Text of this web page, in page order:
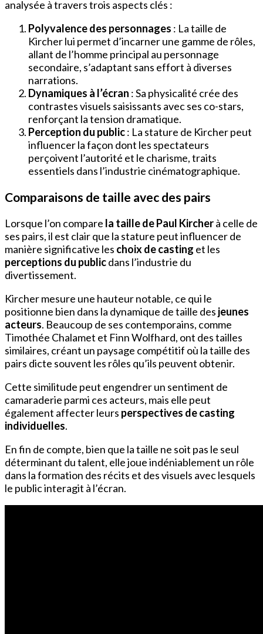
analysée à travers trois aspects clés :
Polyvalence des personnages : La taille de
Kircher lui permet d’incarner une gamme de rôles,
allant de l’homme principal au personnage
secondaire, s’adaptant sans effort à diverses
narrations.
Dynamiques à l’écran : Sa physicalité crée des
contrastes visuels saisissants avec ses co-stars,
renforçant la tension dramatique.
Perception du public: La stature de Kircher peut
influencer la façon dont les spectateurs
perçoivent l’autorité et le charisme, traits
essentiels dans l’industrie cinématographique.
Comparaisons de taille avec des pairs
Lorsque l’on compare la taille de Paul Kircherà celle de
ses pairs, il est clair que la stature peut influencer de
manière significative les choix de casting et les
perceptions du publicdans l’industrie du
divertissement.
Kircher mesure une hauteur notable, ce qui le
positionne bien dans la dynamique de taille des jeunes
acteurs. Beaucoup de ses contemporains, comme
Timothée Chalamet et Finn Wolfhard, ont des tailles
similaires, créant un paysage compétitif où la taille des
pairs dicte souvent les rôles qu’ils peuvent obtenir.
Cette similitude peut engendrer un sentiment de
camaraderie parmi ces acteurs, mais elle peut
également affecter leurs perspectives de casting
individuelles.
En fin de compte, bien que la taille ne soit pas le seul
déterminant du talent, elle joue indéniablement un rôle
dans la formation des récits et des visuels avec lesquels
le public interagit à l’écran.